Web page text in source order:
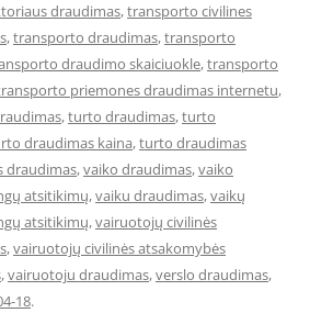
draudimas,transporto civilines
,transporto draudimas,transporto
draudimo skaiciuokle,transporto
priemones draudimas internetu,
,turto draudimas,turto
draudimas kaina,turto draudimas
draudimas,vaiko draudimas,vaiko
atsitikimų,vaiku draudimas,vaikų
atsitikimų,vairuotojų civilinės
,vairuotojų civilinės atsakomybės
,vairuotoju draudimas,verslo draudimas,
18.